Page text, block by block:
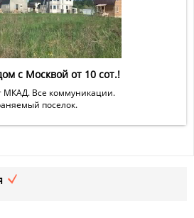
с Москвой от 10 сот.!
МКАД. Все коммуникации.
поселок.